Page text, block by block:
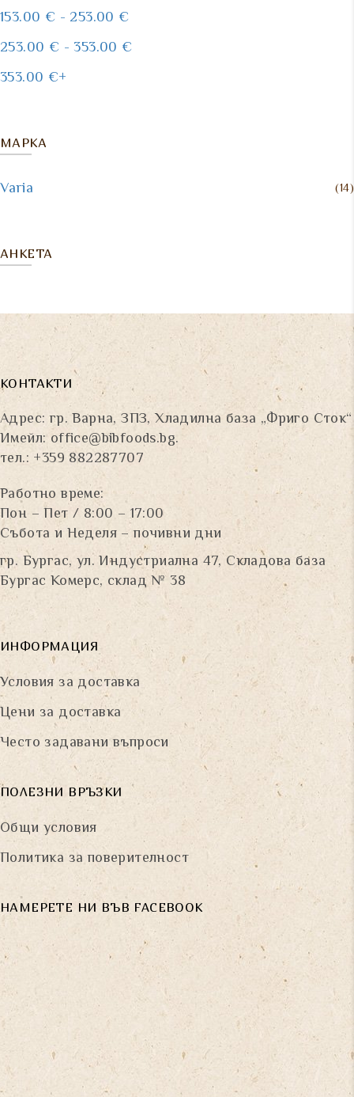
153.00 € - 253.00€
253.00 € - 353.00€
353.00 €+
МАРКА
Varia (14)
АНКЕТА
КОНТАКТИ
Адрес: гр. Варна, ЗПЗ, Хладилна база „Фриго Сток“
Имейл: office@bibfoods.bg.
тел.: +359 882287707
Работно време:
Пон – Пет / 8:00 – 17:00
Събота и Неделя – почивни дни
гр. Бургас, ул. Индустриална 47, Складова база
Бургас Комерс, склад № 38
ИНФОРМАЦИЯ
Условия за доставка
Цени за доставка
Често задавани въпроси
ПОЛЕЗНИ ВРЪЗКИ
Общи условия
Политика за поверителност
НАМЕРЕТЕ НИ ВЪВ FACEBOOK